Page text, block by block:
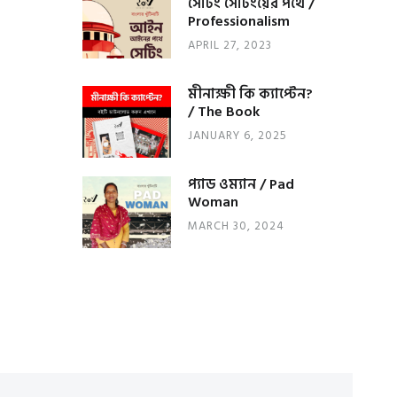
Professionalism
APRIL 27, 2023
মীনাক্ষী কি ক্যাপ্টেন?
/ The Book
JANUARY 6, 2025
প্যাড ওম্যান / Pad
Woman
MARCH 30, 2024